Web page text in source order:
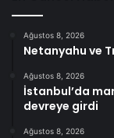
Ağustos 8, 2026
Netanyahu ve
Ağustos 8, 2026
İstanbul’da
devreye girdi
Ağustos 8, 2026